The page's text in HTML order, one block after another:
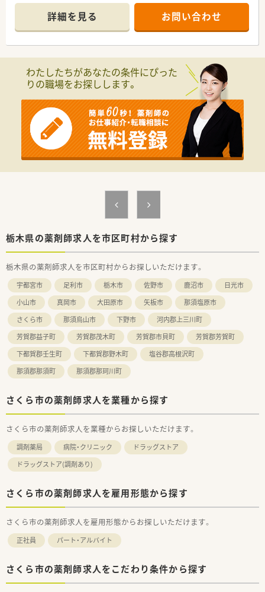
本社から業界動向などの情報が常に発信されており、患者様や医
療機関と信頼関係を築きやすい体制があるのも認定薬局が増え
年間休日が「126日相当時間」と業界トップクラスのさくら薬局
では産休・育休の希望取得率も100％！長く働き続けるための環
境づくりを考え、ライフステージに応じた福利厚生をご用意して
また、患者さまへの想いをカタチにする「リトルチャレンジ制
度」では「現場主義」を念頭に、
地域・店舗ごとに異なる患者さまのニーズやスタッフの思いを実
現する取り組みも行っています。
入社後もひとりひとりの薬剤師像に近しい多彩なキャリアステ
ループ』でご活躍されてみませんか？
るクリニック門前の店舗です。
■処方箋枚数は1日平均80枚程度で、薬剤師は常時2名体制、事務
員2名で運営しています。
■今回は欠員補充のための募集となり、即戦力としてご活躍いた
だける経験者の方を求めています。
■周囲と協調性を持ち、チームワークを大切にしながら業務へ取
■若手の方で、将来的に管理薬剤師や薬局経営に挑戦したいとい
う意欲のある方に最適です。
【勤務実態について】
■平日は18時、木曜日と土曜日は17時に終業となり、残業も季節
差はありますがほぼありません。
■代表やエリアマネージャーがヘルプ可能な体制を整えており、
■産休・育休からの復帰実績が多数あり、ライフステージが変わ
っても長く働き続けられます。
■栃木県内が主な展開エリアのため、転居を伴う異動の心配な
く、腰を据えて勤務できます。
積極的に歓迎しています。
■経営者との距離が近いため、将来的に独立を志望する方は経営
ノウハウを学べます。
詳細を見る お問い合わせ
わたしたちがあなたの条件にぴった
りの職場をお探しします。
栃木県の薬剤師求人を市区町村から探す
栃木県の薬剤師求人を市区町村からお探しいただけます。
宇都宮市 足利市 栃木市 佐野市 鹿沼市
日光市
小山市
真岡市 大田原市 矢板市
那須塩原市
さくら市
那須烏山市 下野市
河内郡上三川町
芳賀郡益子町
芳賀郡茂木町 芳賀郡市貝町
芳賀郡芳賀町
下都賀郡壬生町
下都賀郡野木町
塩谷郡高根沢町
那須郡那須町
那須郡那珂川町
さくら市の薬剤師求人を業種から探す
さくら市の薬剤師求人を業種からお探しいただけます。
調剤薬局 病院・クリニック
ドラッグストア
ドラッグストア(調剤あり)
さくら市の薬剤師求人を雇用形態から探す
さくら市の薬剤師求人を雇用形態からお探しいただけます。
正社員 パート・アルバイト
さくら市の薬剤師求人をこだわり条件から探す